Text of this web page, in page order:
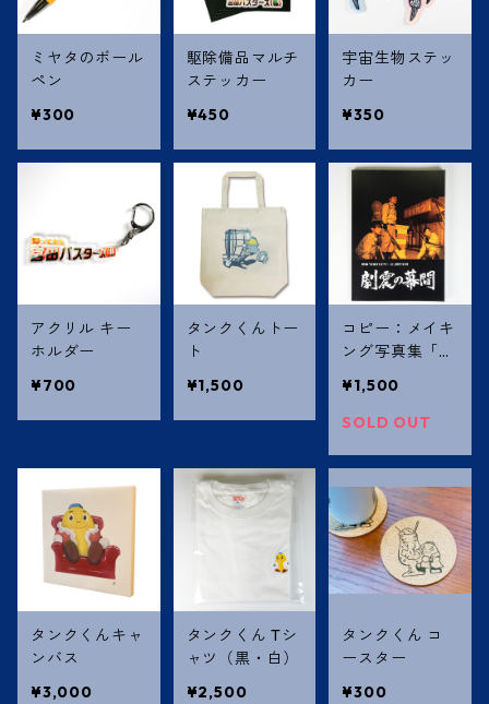
ミヤタのボール
ペン
¥300
駆除備品マルチ
ステッカー
¥450
宇宙生物ステッ
カー
¥350
アクリル キー
ホルダー
¥700
タンクくんトー
ト
¥1,500
コピー：メイキ
ング写真集「劇
¥1,500
SOLD OUT
タンクくんキャ
ンバス
¥3,000
タンクくん Tシ
ャツ（黒・白）
¥2,500
タンクくん コ
ースター
¥300